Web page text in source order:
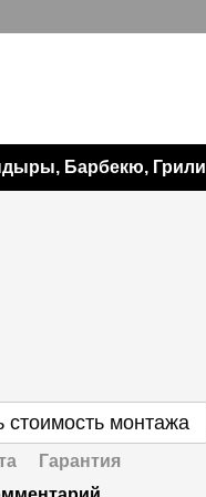
Барбекю, Грили
стоимость монтажа
Гарантия